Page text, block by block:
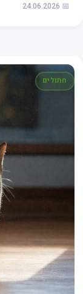
📅 24.06.2026
חתולים